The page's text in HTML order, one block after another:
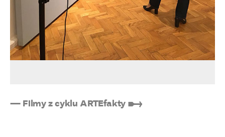
— Filmy z cyklu ARTEfakty ➸